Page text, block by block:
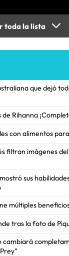
toda la lista
que dejó
Rihanna
con alimentos
filtran imágenes
sus
múltiples
tras la foto de
cambiará